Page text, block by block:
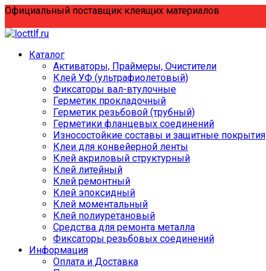
Перейти
содержанию
Официальный поставщик клеящих материалов
Каталог
Активаторы, Праймеры, Очистители
Клей УФ (ультрафиолетовый)
Фиксаторы вал-втулочные
Герметик прокладочный
Герметик резьбовой (трубный)
Герметики фланцевых соединений
Износостойкие составы и защитные покрытия
Клеи для конвейерной ленты
Клей акриловый структурный
Клей литейный
Клей ремонтный
Клей эпоксидный
Клей моментальный
Клей полиуретановый
Средства для ремонта металла
Фиксаторы резьбовых соединений
Информация
Оплата и Доставка